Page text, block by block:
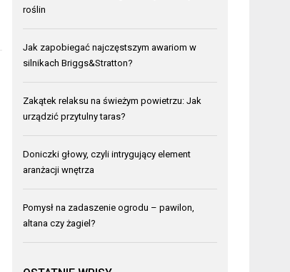
roślin
Jak zapobiegać najczęstszym awariom w
silnikach Briggs&Stratton?
Zakątek relaksu na świeżym powietrzu: Jak
urządzić przytulny taras?
Doniczki głowy, czyli intrygujący element
aranżacji wnętrza
Pomysł na zadaszenie ogrodu – pawilon,
altana czy żagiel?